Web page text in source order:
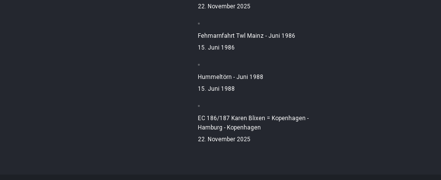
22. November 2025
Fehmarnfahrt Twl Mainz - Juni 1986
15. Juni 1986
Hummeltörn - Juni 1988
15. Juni 1988
EC 186/187 Karen Blixen = Kopenhagen -
Hamburg - Kopenhagen
22. November 2025